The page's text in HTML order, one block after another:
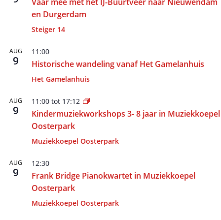
en Durgerdam
Steiger 14
AUG
9
11:00
Historische wandeling vanaf Het Gamelanhuis
Het Gamelanhuis
AUG
9
11:00 tot 17:12
Kindermuziekworkshops 3- 8 jaar in Muziekkoepel
Oosterpark
Muziekkoepel Oosterpark
AUG
9
12:30
Frank Bridge Pianokwartet in Muziekkoepel
Oosterpark
Muziekkoepel Oosterpark